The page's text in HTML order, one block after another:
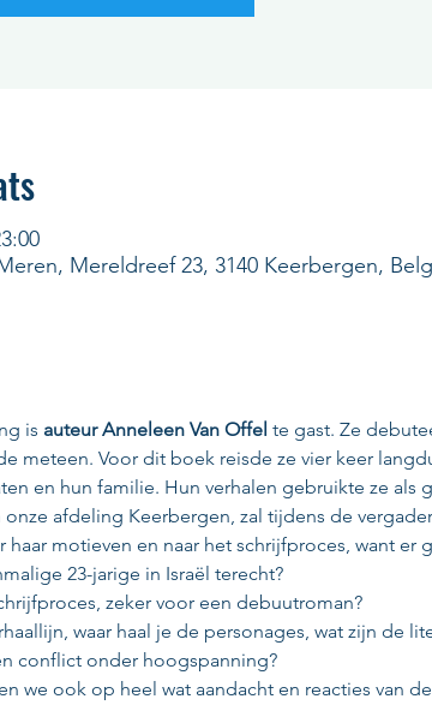
Mereldreef 23, 3140 Keerbergen,
is auteur Anneleen Van Offel te gast. Ze
meteen. Voor dit boek reisde ze vier keer
en hun familie. Hun verhalen gebruikte ze als
onze afdeling Keerbergen, zal tijdens de
haar motieven en naar het schrijfproces, want er
23-jarige in Israël terecht?
zeker voor een debuutroman?
waar haal je de personages, wat zijn de
conflict onder hoogspanning?
we ook op heel wat aandacht en reacties van